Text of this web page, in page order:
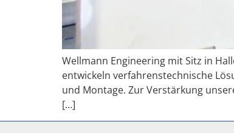
Wellmann Engineering mit Sitz in
entwickeln verfahrenstechnische
und Montage. Zur Verstärkung
[…]